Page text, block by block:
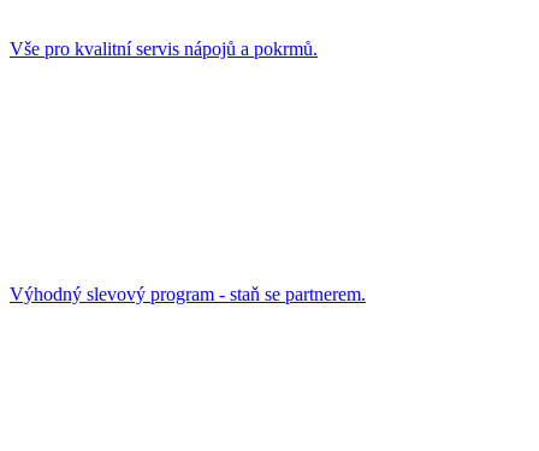
Vše pro kvalitní servis nápojů a pokrmů.
Výhodný slevový program - staň se partnerem.